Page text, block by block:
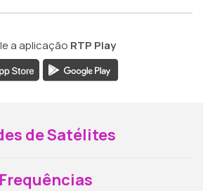
a aplicação RTP Play
de Satélites
Frequências